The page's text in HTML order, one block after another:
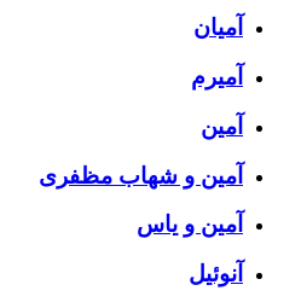
آمیان
آمیرم
آمین
آمین و شهاب مظفری
آمین و یاس
آنوئیل